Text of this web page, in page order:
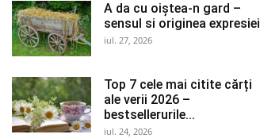
A da cu oiștea-n gard –
sensul si originea expresiei
iul. 27, 2026
Top 7 cele mai citite cărți
ale verii 2026 –
bestsellerurile...
iul. 24, 2026